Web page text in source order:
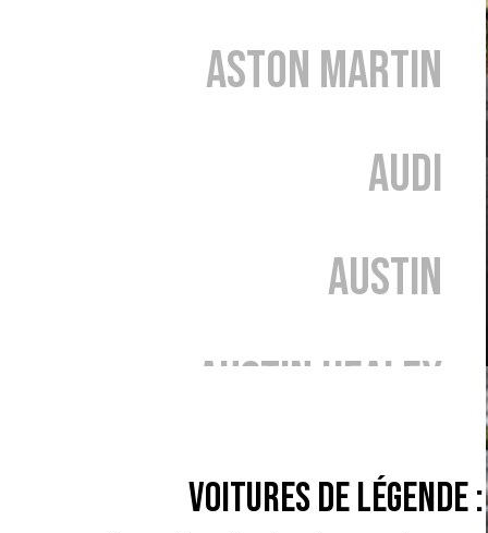
Aston Martin
Audi
Austin
Austin Healey
BMW
Voitures de